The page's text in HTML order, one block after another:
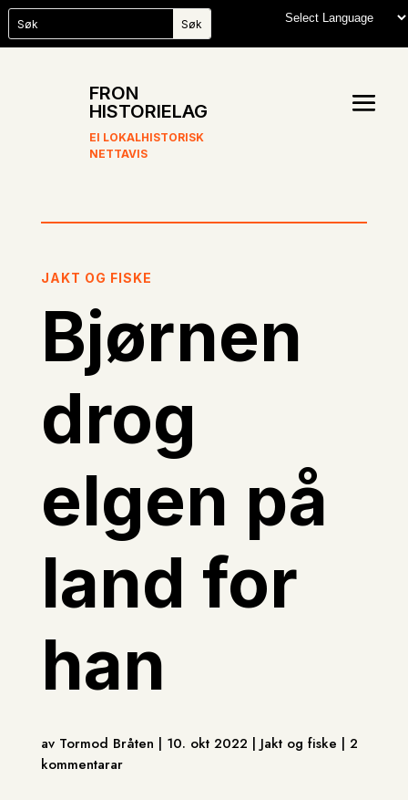
FRON
HISTORIELAG
EI LOKALHISTORISK
NETTAVIS
JAKT OG FISKE
Bjørnen
drog
elgen på
land for
han
av Tormod Bråten | 10. okt 2022 | Jakt og fiske | 2
kommentarar